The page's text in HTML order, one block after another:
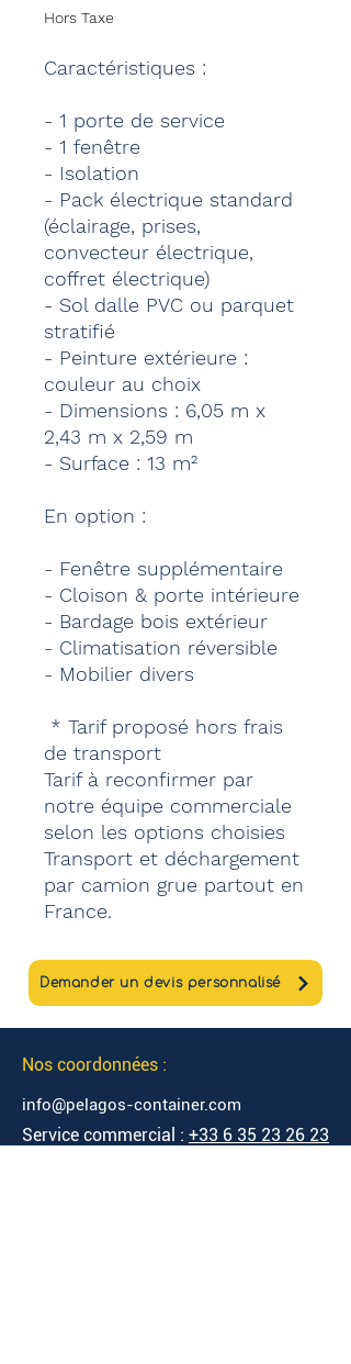
Hors Taxe
Caractéristiques :
- 1 porte de service
- 1 fenêtre
- Isolation
- Pack électrique standard
(éclairage, prises,
convecteur électrique,
coffret électrique)
- Sol dalle PVC ou parquet
stratifié
- Peinture extérieure :
couleur au choix
- Dimensions : 6,05 m x
2,43 m x 2,59 m
- Surface : 13 m²
En option :
- Fenêtre supplémentaire
- Cloison & porte intérieure
- Bardage bois extérieur
- Climatisation réversible
- Mobilier divers
* Tarif proposé hors frais
de transport
Tarif à reconfirmer par
notre équipe commerciale
selon les options choisies
Transport et déchargement
par camion grue partout en
France.
Demander un devis personnalisé
Nos coordonnées :
info@pelagos-container.com
Service commercial : +33 6 35 23 26 23